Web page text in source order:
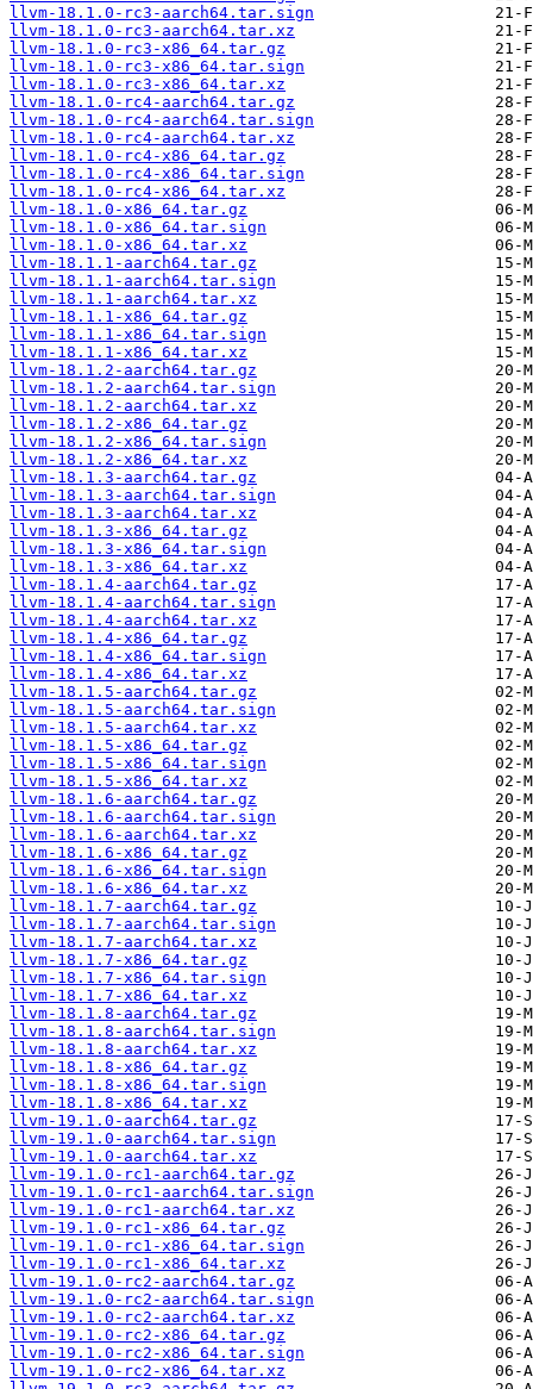
llvm-18.1.0-rc3-aarch64.tar.sign
llvm-18.1.0-rc3-aarch64.tar.xz
llvm-18.1.0-rc3-x86_64.tar.gz
llvm-18.1.0-rc3-x86_64.tar.sign
llvm-18.1.0-rc3-x86_64.tar.xz
llvm-18.1.0-rc4-aarch64.tar.gz
llvm-18.1.0-rc4-aarch64.tar.sign
llvm-18.1.0-rc4-aarch64.tar.xz
llvm-18.1.0-rc4-x86_64.tar.gz
llvm-18.1.0-rc4-x86_64.tar.sign
llvm-18.1.0-rc4-x86_64.tar.xz
llvm-18.1.0-x86_64.tar.gz
llvm-18.1.0-x86_64.tar.sign
llvm-18.1.0-x86_64.tar.xz
llvm-18.1.1-aarch64.tar.gz
llvm-18.1.1-aarch64.tar.sign
llvm-18.1.1-aarch64.tar.xz
llvm-18.1.1-x86_64.tar.gz
llvm-18.1.1-x86_64.tar.sign
llvm-18.1.1-x86_64.tar.xz
llvm-18.1.2-aarch64.tar.gz
llvm-18.1.2-aarch64.tar.sign
llvm-18.1.2-aarch64.tar.xz
llvm-18.1.2-x86_64.tar.gz
llvm-18.1.2-x86_64.tar.sign
llvm-18.1.2-x86_64.tar.xz
llvm-18.1.3-aarch64.tar.gz
llvm-18.1.3-aarch64.tar.sign
llvm-18.1.3-aarch64.tar.xz
llvm-18.1.3-x86_64.tar.gz
llvm-18.1.3-x86_64.tar.sign
llvm-18.1.3-x86_64.tar.xz
llvm-18.1.4-aarch64.tar.gz
llvm-18.1.4-aarch64.tar.sign
llvm-18.1.4-aarch64.tar.xz
llvm-18.1.4-x86_64.tar.gz
llvm-18.1.4-x86_64.tar.sign
llvm-18.1.4-x86_64.tar.xz
llvm-18.1.5-aarch64.tar.gz
llvm-18.1.5-aarch64.tar.sign
llvm-18.1.5-aarch64.tar.xz
llvm-18.1.5-x86_64.tar.gz
llvm-18.1.5-x86_64.tar.sign
llvm-18.1.5-x86_64.tar.xz
llvm-18.1.6-aarch64.tar.gz
llvm-18.1.6-aarch64.tar.sign
llvm-18.1.6-aarch64.tar.xz
llvm-18.1.6-x86_64.tar.gz
llvm-18.1.6-x86_64.tar.sign
llvm-18.1.6-x86_64.tar.xz
llvm-18.1.7-aarch64.tar.gz
llvm-18.1.7-aarch64.tar.sign
llvm-18.1.7-aarch64.tar.xz
llvm-18.1.7-x86_64.tar.gz
llvm-18.1.7-x86_64.tar.sign
llvm-18.1.7-x86_64.tar.xz
llvm-18.1.8-aarch64.tar.gz
llvm-18.1.8-aarch64.tar.sign
llvm-18.1.8-aarch64.tar.xz
llvm-18.1.8-x86_64.tar.gz
llvm-18.1.8-x86_64.tar.sign
llvm-18.1.8-x86_64.tar.xz
llvm-19.1.0-aarch64.tar.gz
llvm-19.1.0-aarch64.tar.sign
llvm-19.1.0-aarch64.tar.xz
llvm-19.1.0-rc1-aarch64.tar.gz
llvm-19.1.0-rc1-aarch64.tar.sign
llvm-19.1.0-rc1-aarch64.tar.xz
llvm-19.1.0-rc1-x86_64.tar.gz
llvm-19.1.0-rc1-x86_64.tar.sign
llvm-19.1.0-rc1-x86_64.tar.xz
llvm-19.1.0-rc2-aarch64.tar.gz
llvm-19.1.0-rc2-aarch64.tar.sign
llvm-19.1.0-rc2-aarch64.tar.xz
llvm-19.1.0-rc2-x86_64.tar.gz
llvm-19.1.0-rc2-x86_64.tar.sign
llvm-19.1.0-rc2-x86_64.tar.xz